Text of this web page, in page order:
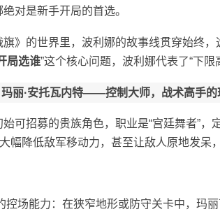
对是新手开局的首选。
》的世界里，波利娜的故事线贯穿始终，
局选谁”这个核心问题，波利娜代表了“下限
玛丽·安托瓦内特——控制大师，战术高手的
始可招募的贵族角色，职业是“宫廷舞者”
大幅降低敌军移动力，甚至让敌人原地发呆
控场能力：在狭窄地形或防守关卡中，玛